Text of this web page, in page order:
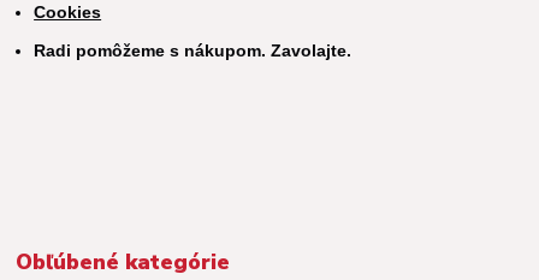
Cookies
Radi pomôžeme s nákupom. Zavolajte.
Obľúbené kategórie